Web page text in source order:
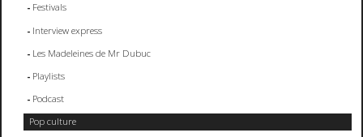
Festivals
Interview express
Les Madeleines de Mr Dubuc
Playlists
Podcast
Pop culture